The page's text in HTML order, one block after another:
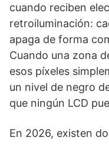
cuando reciben
retroiluminación:
apaga de forma
Cuando una zona
esos píxeles
un nivel de negro
que ningún LCD
En 2026, existen